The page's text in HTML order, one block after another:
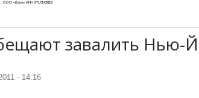
ООО «Кауч» ИНН 9717142012
завалить Нью-
- 14:16